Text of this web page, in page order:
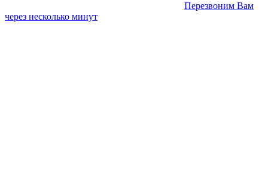
Перезвоним Вам
через несколько минут